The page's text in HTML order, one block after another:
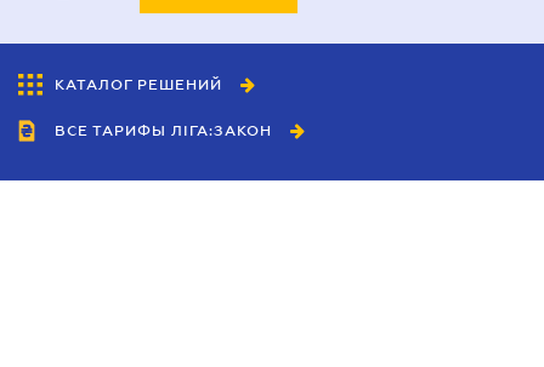
КАТАЛОГ РЕШЕНИЙ
ВСЕ ТАРИФЫ ЛІГА:ЗАКОН